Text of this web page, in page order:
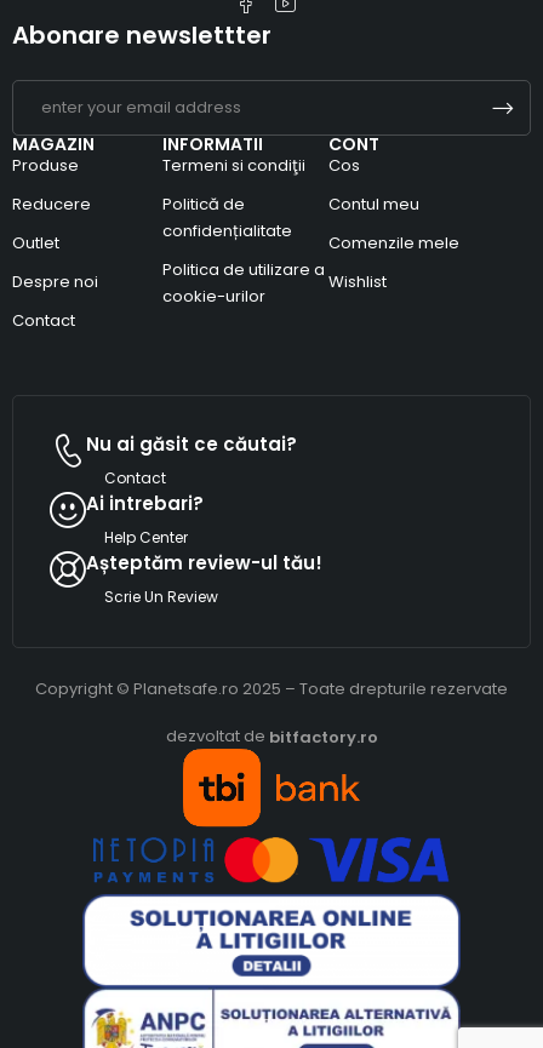
MAGAZIN
Produse
Reducere
Outlet
Despre noi
Contact
INFORMATII
Termeni si condiţii
Politică de
confidențialitate
Politica de utilizare a
cookie-urilor
CONT
Cos
Contul meu
Comenzile mele
Wishlist
Abonare newslettter
Nu ai găsit ce căutai?
Contact
Ai intrebari?
Help Center
Așteptăm review-ul tău!
Scrie Un Review
Copyright © Planetsafe.ro 2025 – Toate drepturile rezervate
dezvoltat de bitfactory.ro